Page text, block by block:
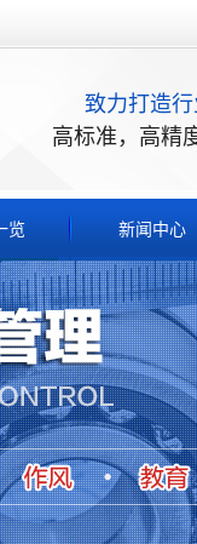
致力打造
高标准，高精
览 新闻中心
公司新闻
行业新闻
技术知识